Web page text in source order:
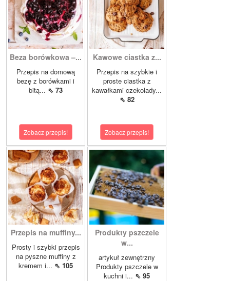
Beza borówkowa –...
Przepis na domową
bezę z borówkami i
bitą... ⇖ 73
Zobacz przepis!
Kawowe ciastka z...
Przepis na szybkie i
proste ciastka z
kawałkami czekolady...
⇖ 82
Zobacz przepis!
Przepis na muffiny...
Prosty i szybki przepis
na pyszne muffiny z
kremem i... ⇖ 105
Produkty pszczele
w...
artykuł zewnętrzny
Produkty pszczele w
kuchni i... ⇖ 95